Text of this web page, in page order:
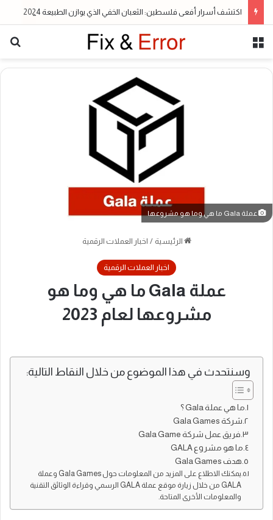
اكتشف أسرار أفعى فلسطين: الثعبان الخفي الذي يوازن الطبيعة 2024
عملة Gala ما هي وما هو مشروعها
الرئيسية / اخبار العملات الرقمية
اخبار العملات الرقمية
عملة Gala ما هي وما هو
مشروعها لعام 2023
وسنتحدث في هذا الموضوع من خلال النقاط التالية:
ما هي عملة Gala ؟
شركة Gala Games
فريق عمل شركة Gala Game
ما هو مشروع GALA
هدف Gala Games
يمكنك الاطلاع على المزيد من المعلومات حول Gala Games وعملة
GALA من خلال زيارة موقع عملة GALA الرسمي وقراءة الوثائق التقنية
والمعلومات الأخرى المتاحة.